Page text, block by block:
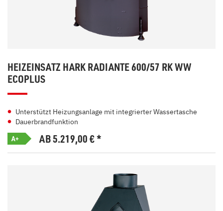
HEIZEINSATZ HARK RADIANTE 600/57 RK WW
ECOPLUS
Unterstützt Heizungsanlage mit integrierter Wassertasche
Dauerbrandfunktion
A+ AB 5.219,00€*